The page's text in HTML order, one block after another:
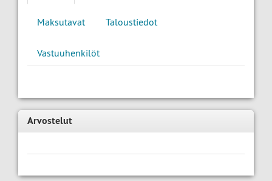
Maksutavat Taloustiedot
Vastuuhenkilöt
Arvostelut